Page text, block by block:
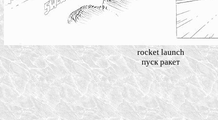
rocket launch
пуск ракет